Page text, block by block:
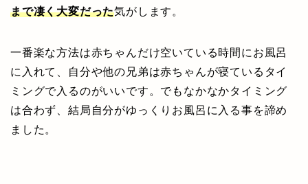
まで凄く大変だった気がします。
一番楽な方法は赤ちゃんだけ空いている時間にお風呂
に入れて、自分や他の兄弟は赤ちゃんが寝ているタイ
ミングで入るのがいいです。でもなかなかタイミング
は合わず、結局自分がゆっくりお風呂に入る事を諦め
ました。